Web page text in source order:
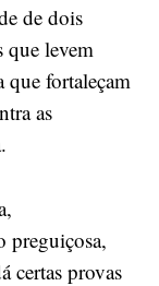
de dois
que levem
que fortaleçam
as
preguiçosa,
certas provas